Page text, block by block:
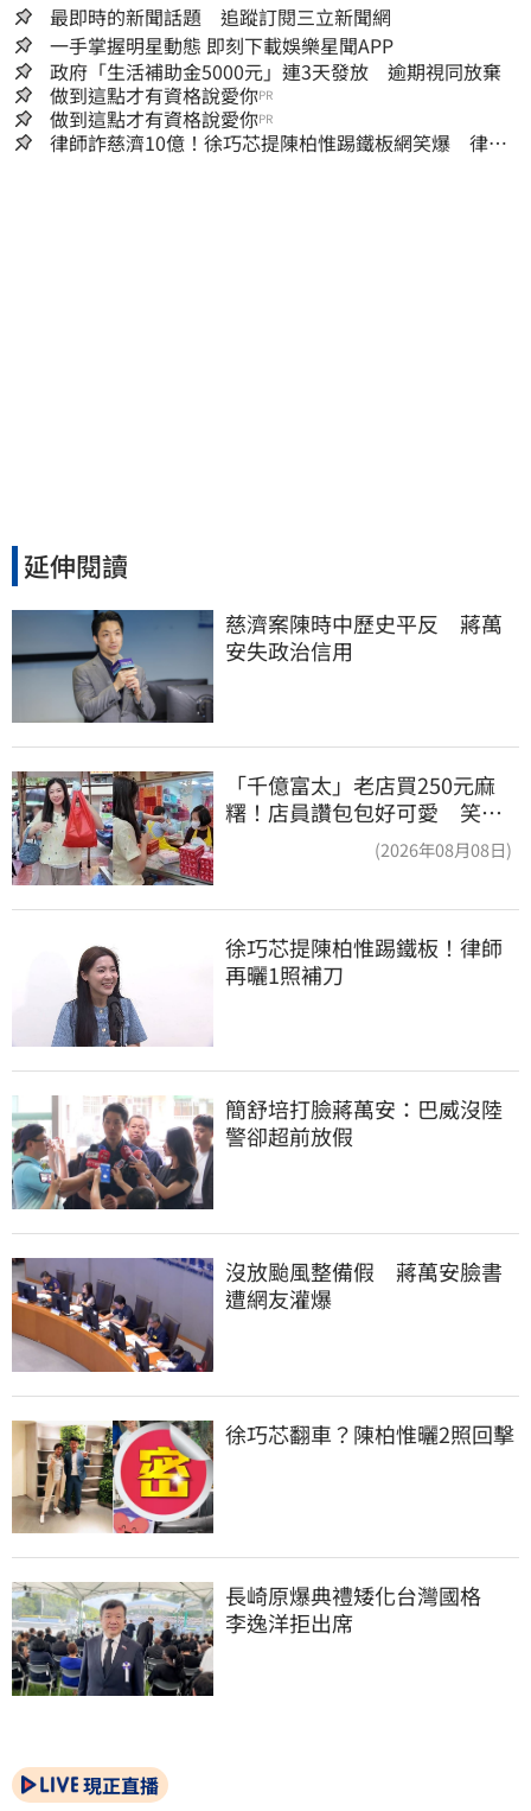
最即時的新聞話題 追蹤訂閱三立新聞網
一手掌握明星動態 即刻下載娛樂星聞APP
政府「生活補助金5000元」連3天發放 逾期視同放棄
做到這點才有資格說愛你PR
做到這點才有資格說愛你PR
律師詐慈濟10億！徐巧芯提陳柏惟踢鐵板網笑爆 律師
延伸閱讀
慈濟案陳時中歷史平反　蔣萬
安失政治信用
「千億富太」老店買250元麻
糬！店員讚包包好可愛 笑
(2026年08月08日)
徐巧芯提陳柏惟踢鐵板！律師
再曬1照補刀
簡舒培打臉蔣萬安：巴威沒陸
警卻超前放假
沒放颱風整備假　蔣萬安臉書
遭網友灌爆
徐巧芯翻車？陳柏惟曬2照回擊
長崎原爆典禮矮化台灣國格
李逸洋拒出席
現正直播